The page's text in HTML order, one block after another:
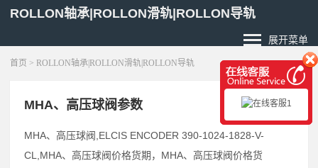
ROLLON轴承|ROLLON滑轨|ROLLON导轨
展开菜单
首页 > ROLLON轴承|ROLLON滑轨|ROLLON导轨
MHA、高压球阀参数
MHA、高压球阀,ELCIS ENCODER 390-1024-1828-V-
CL,MHA、高压球阀价格货期，MHA、高压球阀价格货